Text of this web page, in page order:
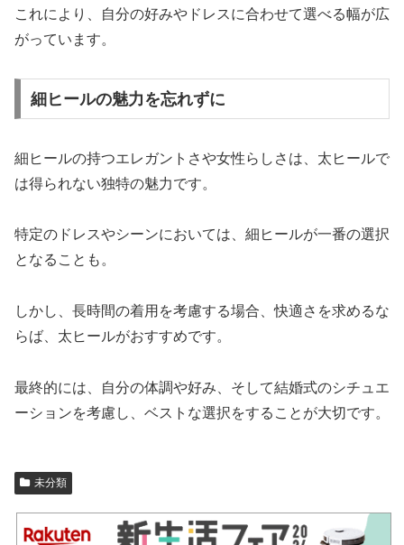
これにより、自分の好みやドレスに合わせて選べる幅が広
がっています。
細ヒールの魅力を忘れずに
細ヒールの持つエレガントさや女性らしさは、太ヒールで
は得られない独特の魅力です。
特定のドレスやシーンにおいては、細ヒールが一番の選択
となることも。
しかし、長時間の着用を考慮する場合、快適さを求めるな
らば、太ヒールがおすすめです。
最終的には、自分の体調や好み、そして結婚式のシチュエ
ーションを考慮し、ベストな選択をすることが大切です。
未分類